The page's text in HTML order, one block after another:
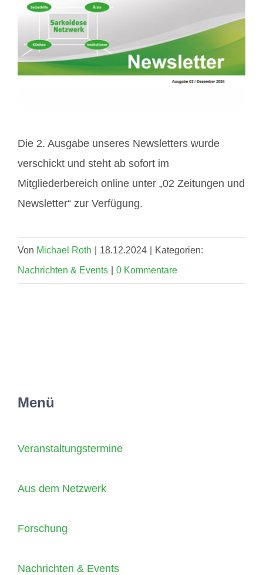
Mitglieder / Login
Bild
Die 2. Ausgabe unseres Newsletters wurde
verschickt und steht ab sofort im
Mitgliederbereich online unter „02 Zeitungen und
Newsletter“ zur Verfügung.
Von Michael Roth 18.12.2024
Kategorien:
Nachrichten & Events
0 Kommentare
Menü
Veranstaltungstermine
Aus dem Netzwerk
Forschung
Nachrichten & Events